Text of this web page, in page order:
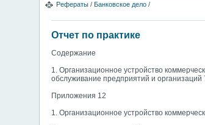
Рефераты / Банковское дело /
Отчет по практике
Содержание
1. Организационное устройство
обслуживание предприятий и организаций
Приложения 12
1. Организационное устройство